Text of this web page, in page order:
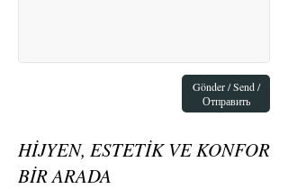
Gönder / Send /
Отправить
HİJYEN, ESTETİK VE KONFOR
BİR ARADA